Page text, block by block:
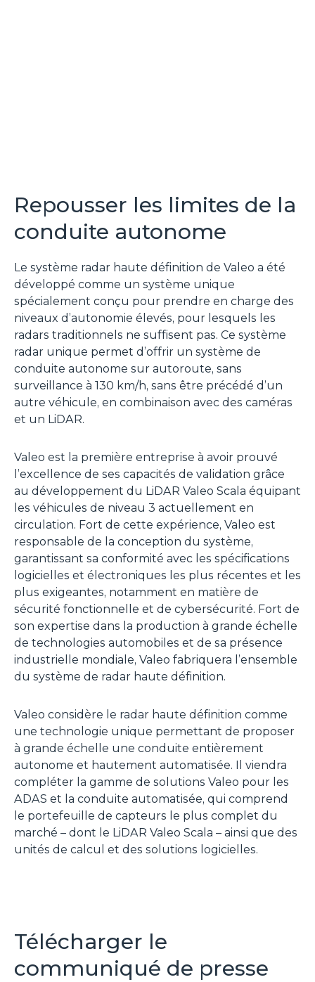
Repousser les limites de la
conduite autonome
Le système radar haute définition de Valeo a été
développé comme un système unique
spécialement conçu pour prendre en charge des
niveaux d’autonomie élevés, pour lesquels les
radars traditionnels ne suffisent pas. Ce système
radar unique permet d’offrir un système de
conduite autonome sur autoroute, sans
surveillance à 130 km/h, sans être précédé d’un
autre véhicule, en combinaison avec des caméras
et un LiDAR.
Valeo est la première entreprise à avoir prouvé
l’excellence de ses capacités de validation grâce
au développement du LiDAR Valeo Scala équipant
les véhicules de niveau 3 actuellement en
circulation. Fort de cette expérience, Valeo est
responsable de la conception du système,
garantissant sa conformité avec les spécifications
logicielles et électroniques les plus récentes et les
plus exigeantes, notamment en matière de
sécurité fonctionnelle et de cybersécurité. Fort de
son expertise dans la production à grande échelle
de technologies automobiles et de sa présence
industrielle mondiale, Valeo fabriquera l’ensemble
du système de radar haute définition.
Valeo considère le radar haute définition comme
une technologie unique permettant de proposer
à grande échelle une conduite entièrement
autonome et hautement automatisée. Il viendra
compléter la gamme de solutions Valeo pour les
ADAS et la conduite automatisée, qui comprend
le portefeuille de capteurs le plus complet du
marché – dont le LiDAR Valeo Scala – ainsi que des
unités de calcul et des solutions logicielles.
Télécharger le
communiqué de presse